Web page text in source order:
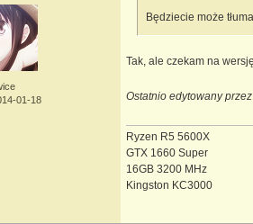
01-18
Będziecie może
Tak, ale czekam na
Ostatnio edytowany
Ryzen R5 5600X
GTX 1660 Super
16GB 3200 MHz
Kingston KC3000